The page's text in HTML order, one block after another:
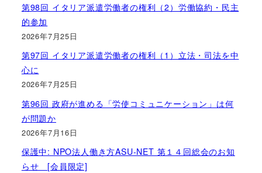
第98回 イタリア派遣労働者の権利（2）労働協約・民主
的参加
2026年7月25日
第97回 イタリア派遣労働者の権利（1）立法・司法を中
心に
2026年7月25日
第96回 政府が進める「労使コミュニケーション」は何
が問題か
2026年7月16日
保護中: NPO法人働き方ASU-NET 第１４回総会のお知
らせ [会員限定]